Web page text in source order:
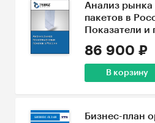
Анализ рынка
пакетов в
Показатели и
86 900 ₽
В корзину
Бизнес-план